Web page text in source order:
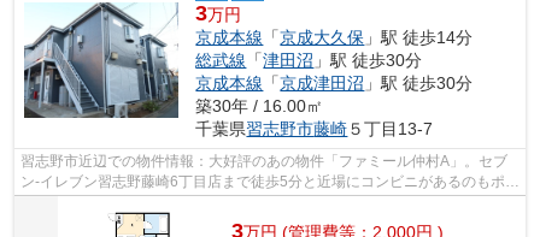
3万円
京成本線 「京成大久保 」駅 徒歩14分
総武線 「津田沼 」駅 徒歩30分
京成本線 「京成津田沼 」駅 徒歩30分
築30年 / 16.00㎡
千葉県習志野市藤崎５丁目13-7
習志野市近辺での物件情報：大好評のあの物件「ファミール仲村A」。セブ
ン-イレブン習志野藤崎6丁目店まで徒歩5分と近場にコンビニがあるのもポイ
3万円 (管理費等：2,000円 )